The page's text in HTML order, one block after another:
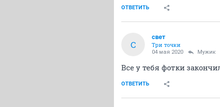
ОТВЕТИТЬ
С
свет
Три точки
04 мая 2020 Мужик
Все у тебя фотки
ОТВЕТИТЬ